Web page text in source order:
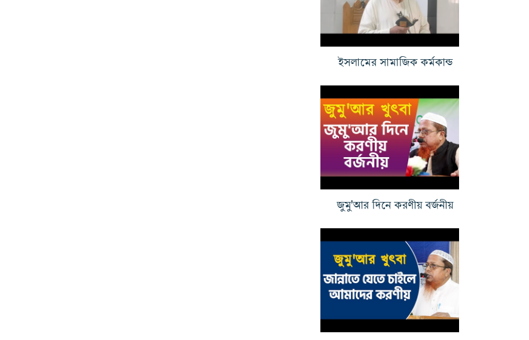
ইসলামের সামাজিক কর্মকান্ড
জুমু'আর দিনে করণীয় বর্জনীয়